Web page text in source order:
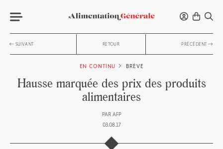
SUIVANT RETOUR PRÉCÉDENT
EN CONTINU BRÈVE
Hausse marquée des prix des produits
alimentaires
PAR AFP
03.08.17